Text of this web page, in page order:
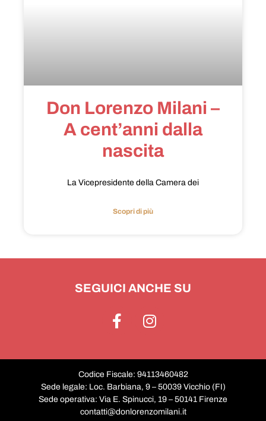
Don Lorenzo Milani –
A cent’anni dalla
nascita
La Vicepresidente della Camera dei
Scopri di più
SEGUICI ANCHE SU
Codice Fiscale: 94113460482
Sede legale: Loc. Barbiana, 9 – 50039 Vicchio (FI)
Sede operativa: Via E. Spinucci, 19 – 50141 Firenze
contatti@donlorenzomilani.it